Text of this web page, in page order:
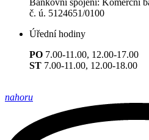
Bankovní spojení: Komerční
č. ú. 5124651/0100
Úřední hodiny
PO 7.00-11.00, 12.00-17.00
ST 7.00-11.00, 12.00-18.00
nahoru